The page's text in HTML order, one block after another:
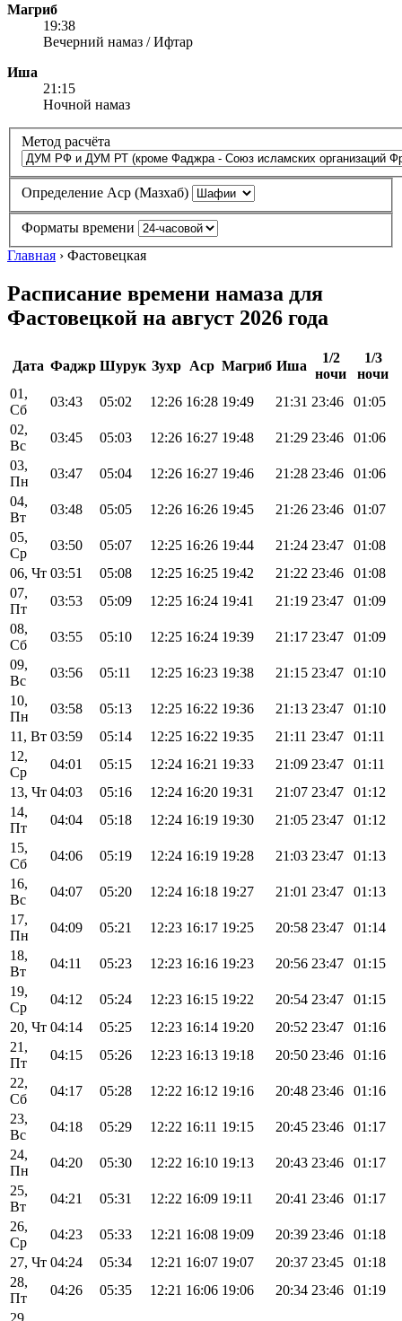
Магриб
19:38
Вечерний намаз / Ифтар
Иша
21:15
Ночной намаз
Метод расчёта
Определение Аср (Мазхаб)
Форматы времени
Главная › Фастовецкая
Расписание времени намаза для
Фастовецкой на август 2026 года
Дата Фаджр Шурук Зухр Аср Магриб Иша
1/2
ночи
1/3
ночи
01,
Сб
03:43 05:02 12:26 16:28 19:49 21:31 23:46
01:05
02,
Вс
03:45 05:03 12:26 16:27 19:48 21:29 23:46
01:06
03,
Пн
03:47 05:04 12:26 16:27 19:46 21:28 23:46
01:06
04,
Вт
03:48 05:05 12:26 16:26 19:45 21:26 23:46
01:07
05,
Ср
03:50 05:07 12:25 16:26 19:44 21:24 23:47
01:08
06, Чт 03:51 05:08 12:25 16:25 19:42 21:22 23:46
01:08
07,
Пт
03:53 05:09 12:25 16:24 19:41 21:19 23:47
01:09
08,
Сб
03:55 05:10 12:25 16:24 19:39 21:17 23:47
01:09
09,
Вс
03:56 05:11 12:25 16:23 19:38 21:15 23:47
01:10
10,
Пн
03:58 05:13 12:25 16:22 19:36 21:13 23:47
01:10
11, Вт 03:59 05:14 12:25 16:22 19:35 21:11 23:47
01:11
12,
Ср
04:01 05:15 12:24 16:21 19:33 21:09 23:47
01:11
13, Чт 04:03 05:16 12:24 16:20 19:31 21:07 23:47
01:12
14,
Пт
04:04 05:18 12:24 16:19 19:30 21:05 23:47
01:12
15,
Сб
04:06 05:19 12:24 16:19 19:28 21:03 23:47
01:13
16,
Вс
04:07 05:20 12:24 16:18 19:27 21:01 23:47
01:13
17,
Пн
04:09 05:21 12:23 16:17 19:25 20:58 23:47
01:14
18,
Вт
04:11 05:23 12:23 16:16 19:23 20:56 23:47
01:15
19,
Ср
04:12 05:24 12:23 16:15 19:22 20:54 23:47
01:15
20, Чт 04:14 05:25 12:23 16:14 19:20 20:52 23:47
01:16
21,
Пт
04:15 05:26 12:23 16:13 19:18 20:50 23:46
01:16
22,
Сб
04:17 05:28 12:22 16:12 19:16 20:48 23:46
01:16
23,
Вс
04:18 05:29 12:22 16:11 19:15 20:45 23:46
01:17
24,
Пн
04:20 05:30 12:22 16:10 19:13 20:43 23:46
01:17
25,
Вт
04:21 05:31 12:22 16:09 19:11 20:41 23:46
01:17
26,
Ср
04:23 05:33 12:21 16:08 19:09 20:39 23:46
01:18
27, Чт 04:24 05:34 12:21 16:07 19:07 20:37 23:45
01:18
28,
Пт
04:26 05:35 12:21 16:06 19:06 20:34 23:46
01:19